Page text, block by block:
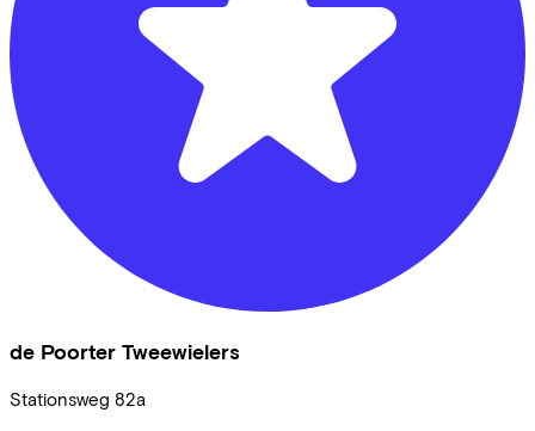
de Poorter Tweewielers
Stationsweg 82a